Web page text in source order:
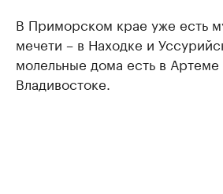
В Приморском крае уже есть
мечети – в Находке и
молельные дома есть в Артеме
Владивостоке.